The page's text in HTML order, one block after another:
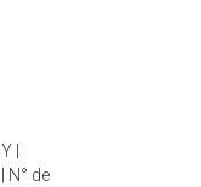
|
N° de